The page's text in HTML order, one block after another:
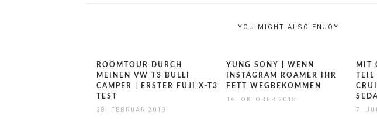
YOU MIGHT ALSO ENJOY
ROOMTOUR DURCH
MEINEN VW T3 BULLI
CAMPER | ERSTER FUJI X-T3
TEST
28. FEBRUAR 2019
YUNG SONY | WENN
INSTAGRAM ROAMER IHR
FETT WEGBEKOMMEN
16. OKTOBER 2018
MIT
TEIL
7.